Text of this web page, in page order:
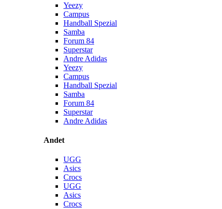
Yeezy
Campus
Handball Spezial
Samba
Forum 84
Superstar
Andre Adidas
Yeezy
Campus
Handball Spezial
Samba
Forum 84
Superstar
Andre Adidas
Andet
UGG
Asics
Crocs
UGG
Asics
Crocs